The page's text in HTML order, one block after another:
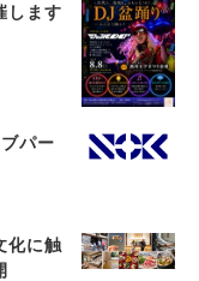
します
パー
化に触